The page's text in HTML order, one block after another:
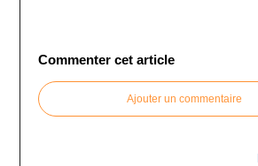
Commenter cet article
Ajouter un commentaire